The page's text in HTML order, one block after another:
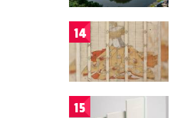
14
15